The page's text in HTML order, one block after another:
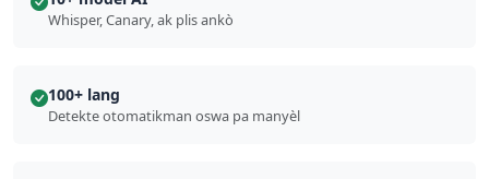
Whisper, Canary, ak plis ankò
100+ lang
Detekte otomatikman oswa pa manyèl